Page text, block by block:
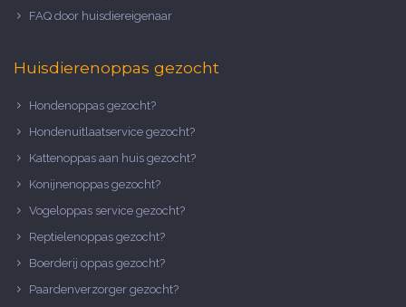
FAQ door huisdiereigenaar
Huisdierenoppas gezocht
Hondenoppas gezocht?
Hondenuitlaatservice gezocht?
Kattenoppas aan huis gezocht?
Konijnenoppas gezocht?
Vogeloppas service gezocht?
Reptielenoppas gezocht?
Boerderij oppas gezocht?
Paardenverzorger gezocht?